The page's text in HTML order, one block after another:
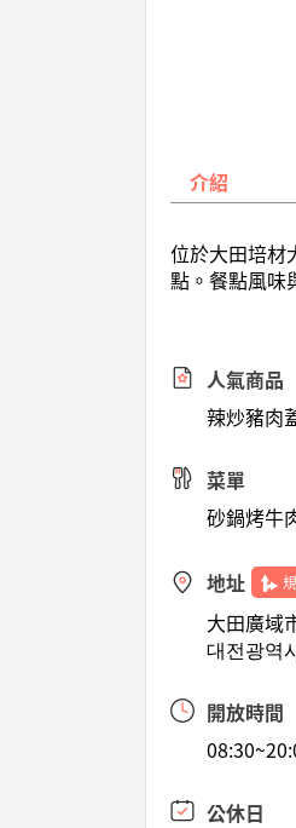
介紹
位於大田培材
點。餐點風味
人氣商品
辣炒豬肉
菜單
砂鍋烤牛
地址
大田廣域
대전광역
開放時間
公休日